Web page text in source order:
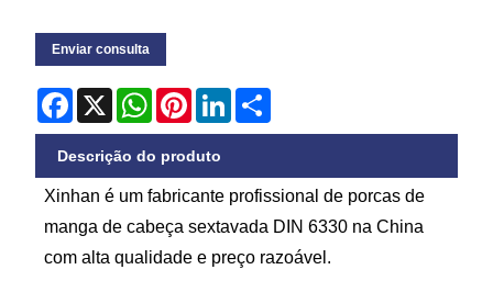
Enviar consulta
Facebook
X WhatsApp
PinterestLinkedIn
Descrição do produto
Xinhan é um fabricante profissional de porcas de
manga de cabeça sextavada DIN 6330 na China
com alta qualidade e preço razoável.